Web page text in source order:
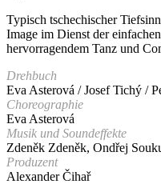
Typisch tschechischer
Image im Dienst der
hervorragendem Tanz und
Drehbuch
Eva Asterová / Josef Tichý /
Choreographie
Eva Asterová
Musik und Soundeffekte
Zdeněk Zdeněk, Ondřej
Produzent
Alexander Čihař